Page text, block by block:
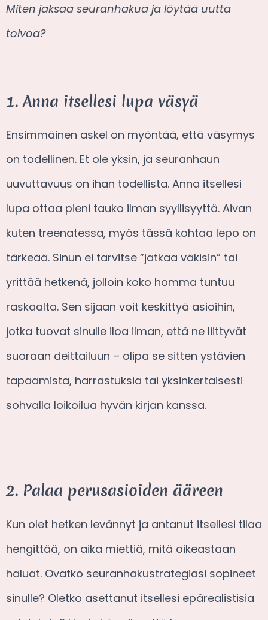
Miten jaksaa seuranhakua ja löytää uutta
toivoa?
1. Anna itsellesi lupa väsyä
Ensimmäinen askel on myöntää, että väsymys
on todellinen. Et ole yksin, ja seuranhaun
uuvuttavuus on ihan todellista. Anna itsellesi
lupa ottaa pieni tauko ilman syyllisyyttä. Aivan
kuten treenatessa, myös tässä kohtaa lepo on
tärkeää. Sinun ei tarvitse ”jatkaa väkisin” tai
yrittää hetkenä, jolloin koko homma tuntuu
raskaalta. Sen sijaan voit keskittyä asioihin,
jotka tuovat sinulle iloa ilman, että ne liittyvät
suoraan deittailuun – olipa se sitten ystävien
tapaamista, harrastuksia tai yksinkertaisesti
sohvalla loikoilua hyvän kirjan kanssa.
2. Palaa perusasioiden ääreen
Kun olet hetken levännyt ja antanut itsellesi tilaa
hengittää, on aika miettiä, mitä oikeastaan
haluat. Ovatko seuranhakustrategiasi sopineet
sinulle? Oletko asettanut itsellesi epärealistisia